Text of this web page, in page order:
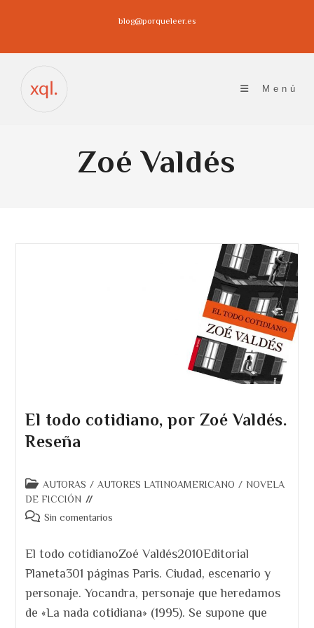
blog@porqueleer.es
Menú
Zoé Valdés
El todo cotidiano, por Zoé Valdés.
Reseña
Categoría
de
la
AUTORAS / AUTORES LATINOAMERICANO / NOVELA
DE FICCIÓN
Comentarios
entrada:
Sin comentarios
El todo cotidianoZoé Valdés2010Editorial
Planeta301 páginas Paris. Ciudad, escenario y
personaje. Yocandra, personaje que heredamos
de «La nada cotidiana» (1995). Se supone que